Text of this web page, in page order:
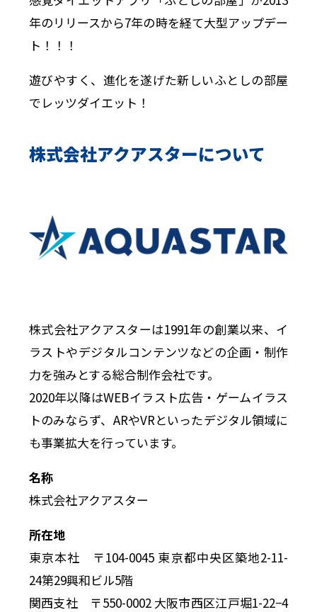
年のリリースから7年の時を経て大型アップデー
ト！！！
遊びやすく、進化を遂げた新しいふとしの部屋
でレッツダイエット！
株式会社アクアスターについて
株式会社アクアスターは1991年の創業以来、イ
ラストやデジタルコンテンツなどの企画・制作
力を強みとする総合制作会社です。
2020年以降はWEBイラスト広告・ゲームイラス
トのみならず、ARやVRといったデジタル領域に
も事業拡大を行っています。
名称
株式会社アクアスター
所在地
東京本社 〒104-0045 東京都中央区築地2-11-
24第29興和ビル5階
関西支社 〒550-0002 大阪市西区江戸堀1-22−4